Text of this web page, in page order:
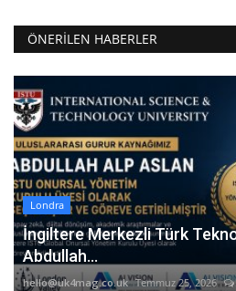
ÖNERILEN HABERLER
Londra
İngiltere Merkezli Türk
Abdullah...
hello@uk4mag.co.uk Temmuz 25, 2026